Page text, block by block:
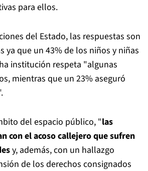
para ellos.
del Estado, las respuestas son
ya que un 43% de los niños y niñas
institución respeta "algunas
mientras que un 23% aseguró
del espacio público, "las
con el acoso callejero que sufren
y, además, con un hallazgo
de los derechos consignados